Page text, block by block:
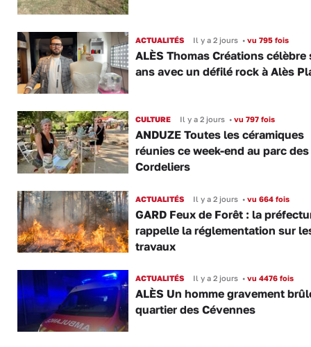
ACTUALITÉS Il y a 2 jours •vu 795 fois
ALÈS Thomas Créations célèbre
ans avec un défilé rock à Alès
CULTURE Il y a 2 jours •vu 797 fois
ANDUZE Toutes les céramiques
réunies ce week-end au parc des
Cordeliers
ACTUALITÉS Il y a 2 jours •vu 664 fois
GARD Feux de Forêt : la
rappelle la réglementation sur
travaux
ACTUALITÉS Il y a 2 jours •vu 4476 fois
ALÈS Un homme gravement
quartier des Cévennes